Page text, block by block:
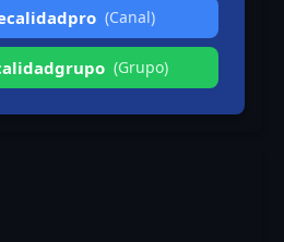
(Canal)
(Grupo)